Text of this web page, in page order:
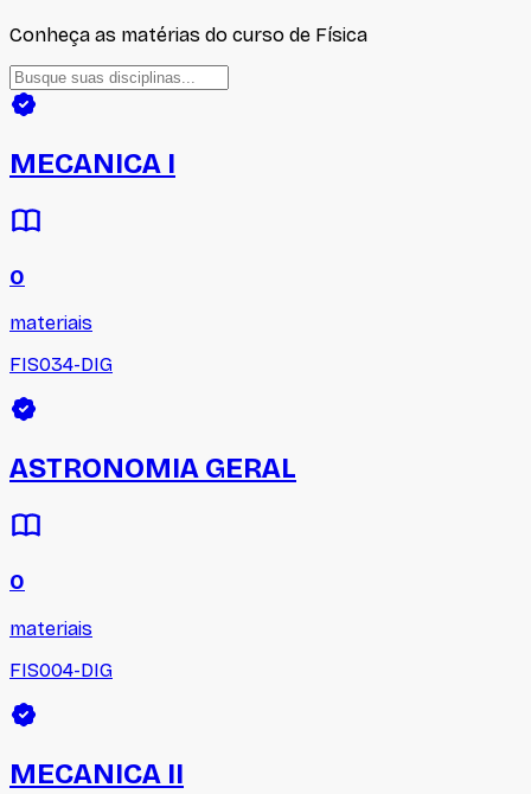
Conheça as matérias do curso de Física
MECANICA I
0
materiais
FIS034-DIG
ASTRONOMIA GERAL
0
materiais
FIS004-DIG
MECANICA II